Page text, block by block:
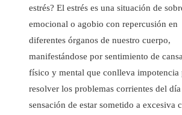
estrés? El estrés es una situación de
emocional o agobio con repercusión en
diferentes órganos de nuestro cuerpo,
manifestándose por sentimiento de
físico y mental que conlleva impotencia
resolver los problemas corrientes del
sensación de estar sometido a excesiva